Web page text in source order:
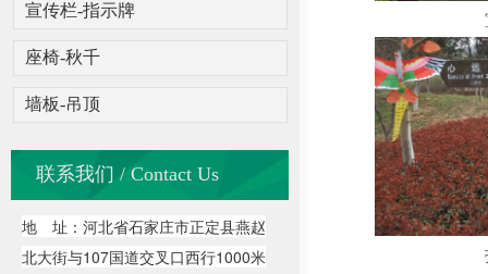
宣传栏-指示牌
座椅-秋千
墙板-吊顶
联系我们 / Contact Us
地 址：河北省石家庄市正定县燕赵
北大街与107国道交叉口西行1000米